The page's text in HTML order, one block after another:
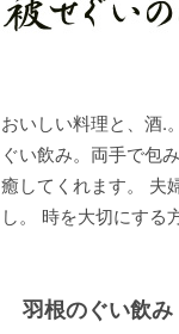
おいしい料理と、酒.
ぐい飲み。両手で包
癒してくれます。 夫
し。 時を大切にする
羽根のぐい飲み